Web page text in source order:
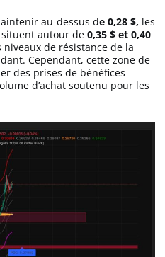
au-dessus de 0,28 $, les
autour de 0,35 $ et 0,40
de résistance de la
Cependant, cette zone de
des prises de bénéfices
d’achat soutenu pour les